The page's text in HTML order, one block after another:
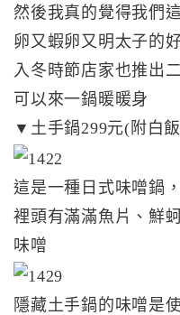
然後我真的覺得我們
卵又蝦卵又明太子的
入冬時節店家也推出
可以來一鍋暖暖身
▼土手鍋299元(附白
這是一種日式味噌鍋
裡頭有滿滿魚片、鮮
味噌
隱藏土手鍋的味噌是